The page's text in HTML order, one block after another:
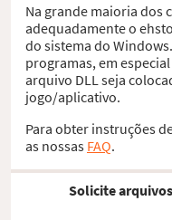
Na grande maioria dos
adequadamente o
do sistema do
programas, em
arquivo DLL seja
jogo/aplicativo.
Para obter instruções
as nossas FAQ.
Solicite